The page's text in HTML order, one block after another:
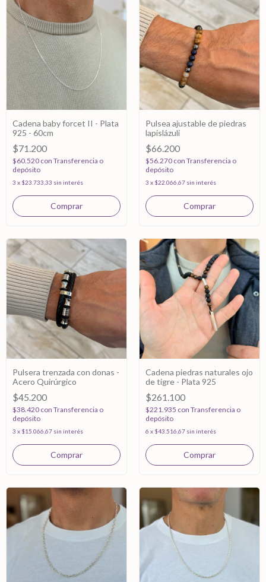
Cadena baby forcet II - Plata
925 - 60cm
$71.200
$60.520 con Transferencia o
depósito
3 x $23.733,33 sin interés
Pulsea ajustable de piedras
lapislázuli
$66.200
$56.270 con Transferencia o
depósito
3 x $22.066,67 sin interés
Pulsera trenzada con donas -
Acero Quirúrgico
$45.200
$38.420 con Transferencia o
depósito
3 x $15.066,67 sin interés
Cadena piedras naturales ojo
de tigre - Plata 925
$261.100
$221.935 con Transferencia o
depósito
6 x $43.516,67 sin interés